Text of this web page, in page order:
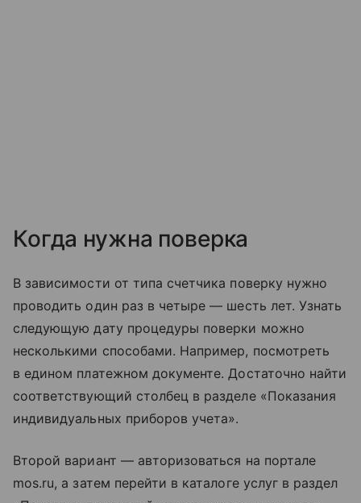
Когда нужна поверка
В зависимости от типа счетчика поверку нужно
проводить один раз в четыре — шесть лет. Узнать
следующую дату процедуры поверки можно
несколькими способами. Например, посмотреть
в едином платежном документе. Достаточно найти
соответствующий столбец в разделе «Показания
индивидуальных приборов учета».
Второй вариант — авторизоваться на портале
mos.ru, а затем перейти в каталоге услуг в раздел